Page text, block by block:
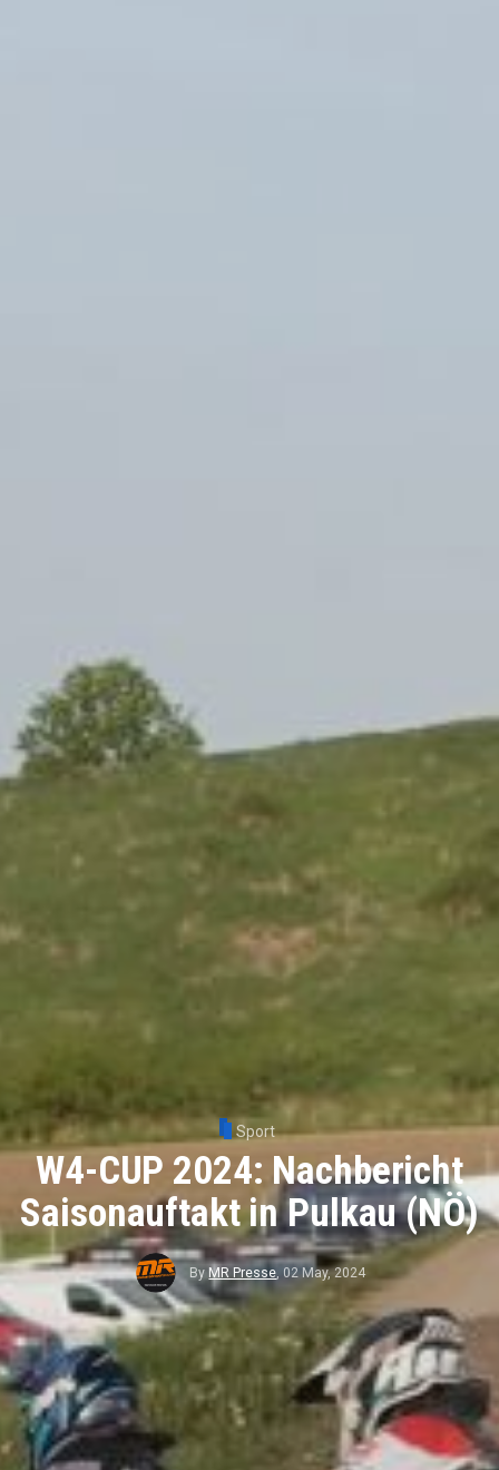
Sport
W4-CUP 2024: Nachbericht
Saisonauftakt in Pulkau (NÖ)
By MR Presse, 02 May, 2024